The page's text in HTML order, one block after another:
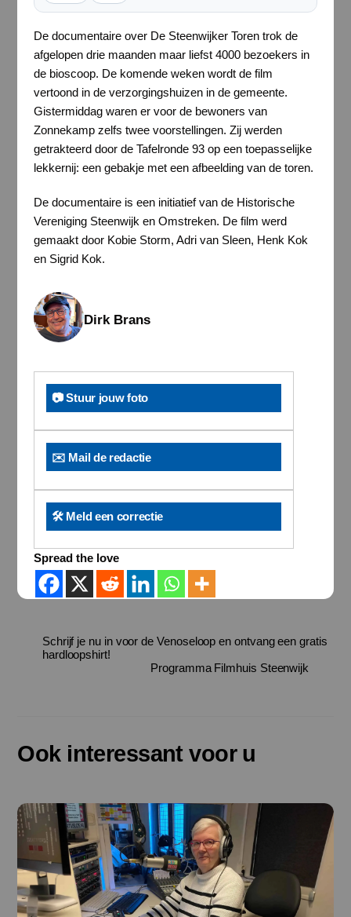
De documentaire over De Steenwijker Toren trok de
afgelopen drie maanden maar liefst 4000 bezoekers in
de bioscoop. De komende weken wordt de film
vertoond in de verzorgingshuizen in de gemeente.
Gistermiddag waren er voor de bewoners van
Zonnekamp zelfs twee voorstellingen. Zij werden
getrakteerd door de Tafelronde 93 op een toepasselijke
lekkernij: een gebakje met een afbeelding van de toren.
De documentaire is een initiatief van de Historische
Vereniging Steenwijk en Omstreken. De film werd
gemaakt door Kobie Storm, Adri van Sleen, Henk Kok
en Sigrid Kok.
Dirk Brans
📷 Stuur jouw foto
✉️ Mail de redactie
🛠️ Meld een correctie
Spread the love
Schrijf je nu in voor de Venoseloop en ontvang een gratis
hardloopshirt!
Programma Filmhuis Steenwijk
Ook interessant voor u